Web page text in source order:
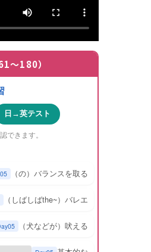
〜180）